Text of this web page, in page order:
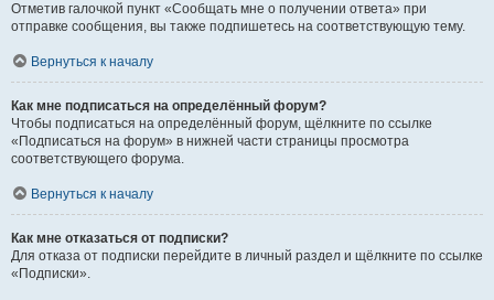
Отметив галочкой пункт «Сообщать мне о получении ответа» при
отправке сообщения, вы также подпишетесь на соответствующую тему.
Вернуться к началу
Как мне подписаться на определённый форум?
Чтобы подписаться на определённый форум, щёлкните по ссылке
«Подписаться на форум» в нижней части страницы просмотра
соответствующего форума.
Вернуться к началу
Как мне отказаться от подписки?
Для отказа от подписки перейдите в личный раздел и щёлкните по ссылке
«Подписки».